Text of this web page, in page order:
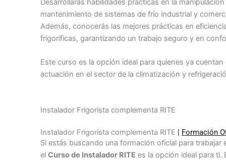
Desarrollarás habilidades prácticas en la
mantenimiento de sistemas de frío industrial y
Además, conocerás las mejores prácticas en
frigoríficas, garantizando un trabajo seguro y en
Este curso es la opción ideal para quienes ya
actuación en el sector de la climatización y
Instalador Frigorista complementa RITE
Instalador Frigorista complementa RITE | Formación
Si estás buscando una formación oficial para
el Curso de Instalador RITE es la opción ideal para ti.